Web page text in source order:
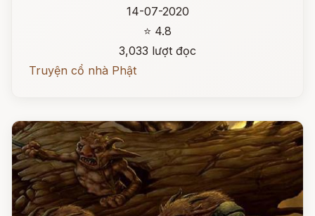
14-07-2020
⭐ 4.8
3,033 lượt đọc
Truyện cổ nhà Phật